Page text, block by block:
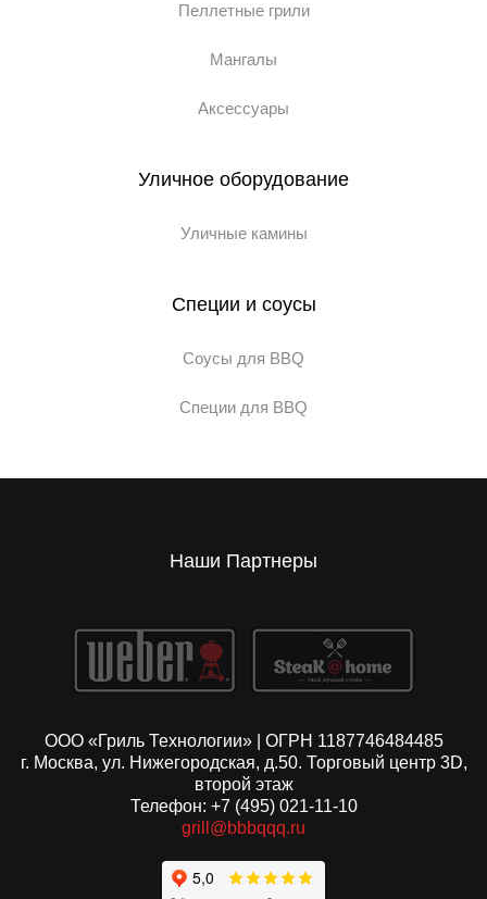
Пеллетные грили
Мангалы
Аксессуары
Уличное оборудование
Уличные камины
Специи и соусы
Соусы для BBQ
Специи для BBQ
Наши Партнеры
ООО «Гриль Технологии» | ОГРН 1187746484485
г. Москва, ул. Нижегородская, д.50. Торговый центр 3D,
второй этаж
Телефон: +7 (495) 021-11-10
grill@bbbqqq.ru